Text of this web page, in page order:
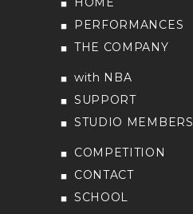
PERFORMANCES
THE COMPANY
with NBA
SUPPORT
STUDIO MEMBERS
COMPETITION
CONTACT
SCHOOL